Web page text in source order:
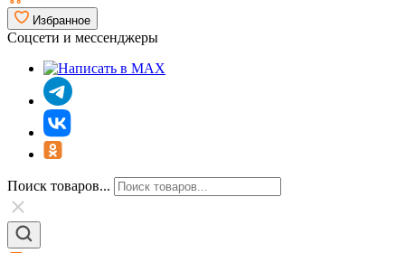
Избранное
Соцсети и мессенджеры
Поиск товаров...